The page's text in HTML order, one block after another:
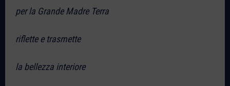
per la Grande Madre Terra
riflette e trasmette
la bellezza interiore